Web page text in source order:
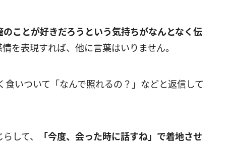
のことが好きだろうという気持ちがなんとなく伝
を表現すれば、他に言葉はいりません。
いついて「なんで照れるの？」などと返信して
して、
「今度、会った時に話すね」で着地させ